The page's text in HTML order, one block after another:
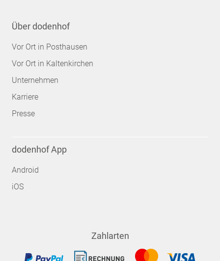
Über dodenhof
Vor Ort in Posthausen
Vor Ort in Kaltenkirchen
Unternehmen
Karriere
Presse
dodenhof App
Android
iOS
Zahlarten